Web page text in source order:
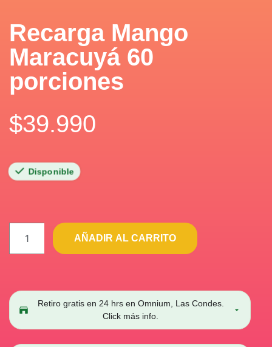
Recarga Mango
Maracuyá 60
porciones
$39.990
Disponible
AÑADIR AL CARRITO
Retiro gratis en 24 hrs en Omnium, Las Condes.
Click más info.